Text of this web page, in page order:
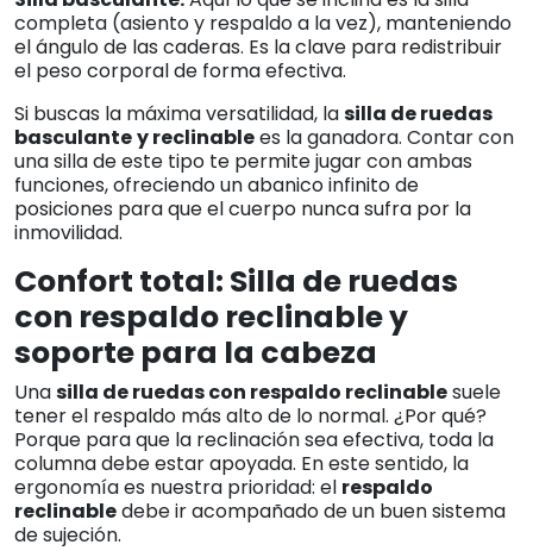
completa (asiento y respaldo a la vez), manteniendo
el ángulo de las caderas. Es la clave para redistribuir
el peso corporal de forma efectiva.
Si buscas la máxima versatilidad, lasilla de ruedas
basculantey reclinablees la ganadora. Contar con
una silla de este tipo te permite jugar con ambas
funciones, ofreciendo un abanico infinito de
posiciones para que el cuerpo nunca sufra por la
inmovilidad.
Confort total: Silla de ruedas
con respaldo reclinable y
soporte para la cabeza
Unasilla de ruedas con respaldo reclinablesuele
tener el respaldo más alto de lo normal. ¿Por qué?
Porque para que la reclinación sea efectiva, toda la
columna debe estar apoyada. En este sentido, la
ergonomía es nuestra prioridad: el respaldo
reclinabledebe ir acompañado de un buen sistema
de sujeción.